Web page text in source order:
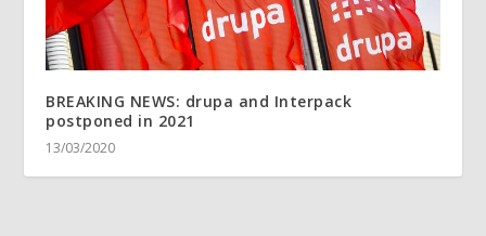
BREAKING NEWS: drupa and Interpack
postponed in 2021
13/03/2020